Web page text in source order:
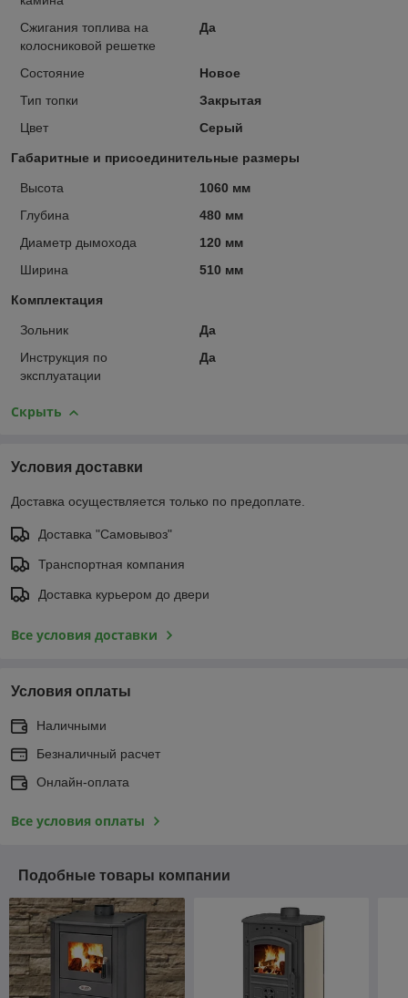
Сжигания топлива на
колосниковой решетке
Да
Состояние
Новое
Тип топки
Закрытая
Цвет
Серый
Габаритные и присоединительные размеры
Высота
1060 мм
Глубина
480 мм
Диаметр дымохода
120 мм
Ширина
510 мм
Комплектация
Зольник
Да
Инструкция по
эксплуатации
Да
Скрыть
Условия доставки
Доставка осуществляется только по предоплате.
Доставка "Самовывоз"
Транспортная компания
Доставка курьером до двери
Все условия доставки
Условия оплаты
Наличными
Безналичный расчет
Онлайн-оплата
Все условия оплаты
Подобные товары компании